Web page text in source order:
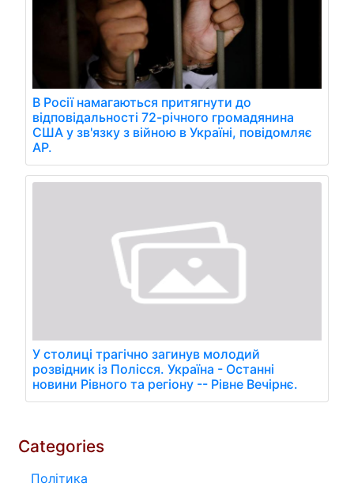
В Росії намагаються притягнути до
відповідальності 72-річного громадянина
США у зв'язку з війною в Україні, повідомляє
AP.
У столиці трагічно загинув молодий
розвідник із Полісся. Україна - Останні
новини Рівного та регіону -- Рівне Вечірнє.
Categories
Політика